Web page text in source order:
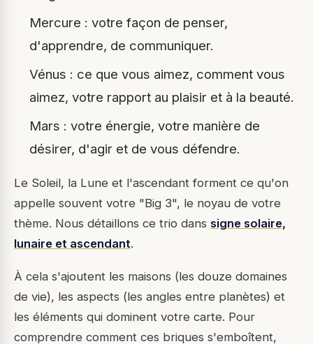
Mercure : votre façon de penser,
d'apprendre, de communiquer.
Vénus : ce que vous aimez, comment vous
aimez, votre rapport au plaisir et à la beauté.
Mars : votre énergie, votre manière de
désirer, d'agir et de vous défendre.
Le Soleil, la Lune et l'ascendant forment ce qu'on
appelle souvent votre "Big 3", le noyau de votre
thème. Nous détaillons ce trio dans signe solaire,
lunaire et ascendant.
À cela s'ajoutent les maisons (les douze domaines
de vie), les aspects (les angles entre planètes) et
les éléments qui dominent votre carte. Pour
comprendre comment ces briques s'emboîtent,